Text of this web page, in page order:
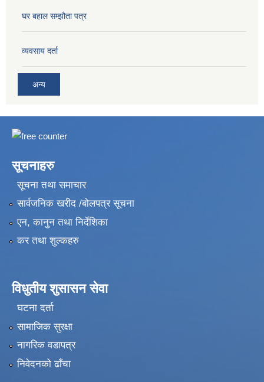
घर बहाल सम्झौता पत्र
व्यवसाय दर्ता
अन्य
सूचनाहरु
सूचना तथा समाचार
सार्वजनिक खरीद /बोलपत्र सूचना
एन, कानुन तथा निर्देशिका
कर तथा शुल्कहरु
विधुतीय शुसासन सेवा
घटना दर्ता
सामाजिक सुरक्षा
नागरिक वडापत्र
निवेदनको ढाँचा